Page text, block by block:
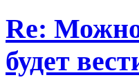
Re: Можно
будет